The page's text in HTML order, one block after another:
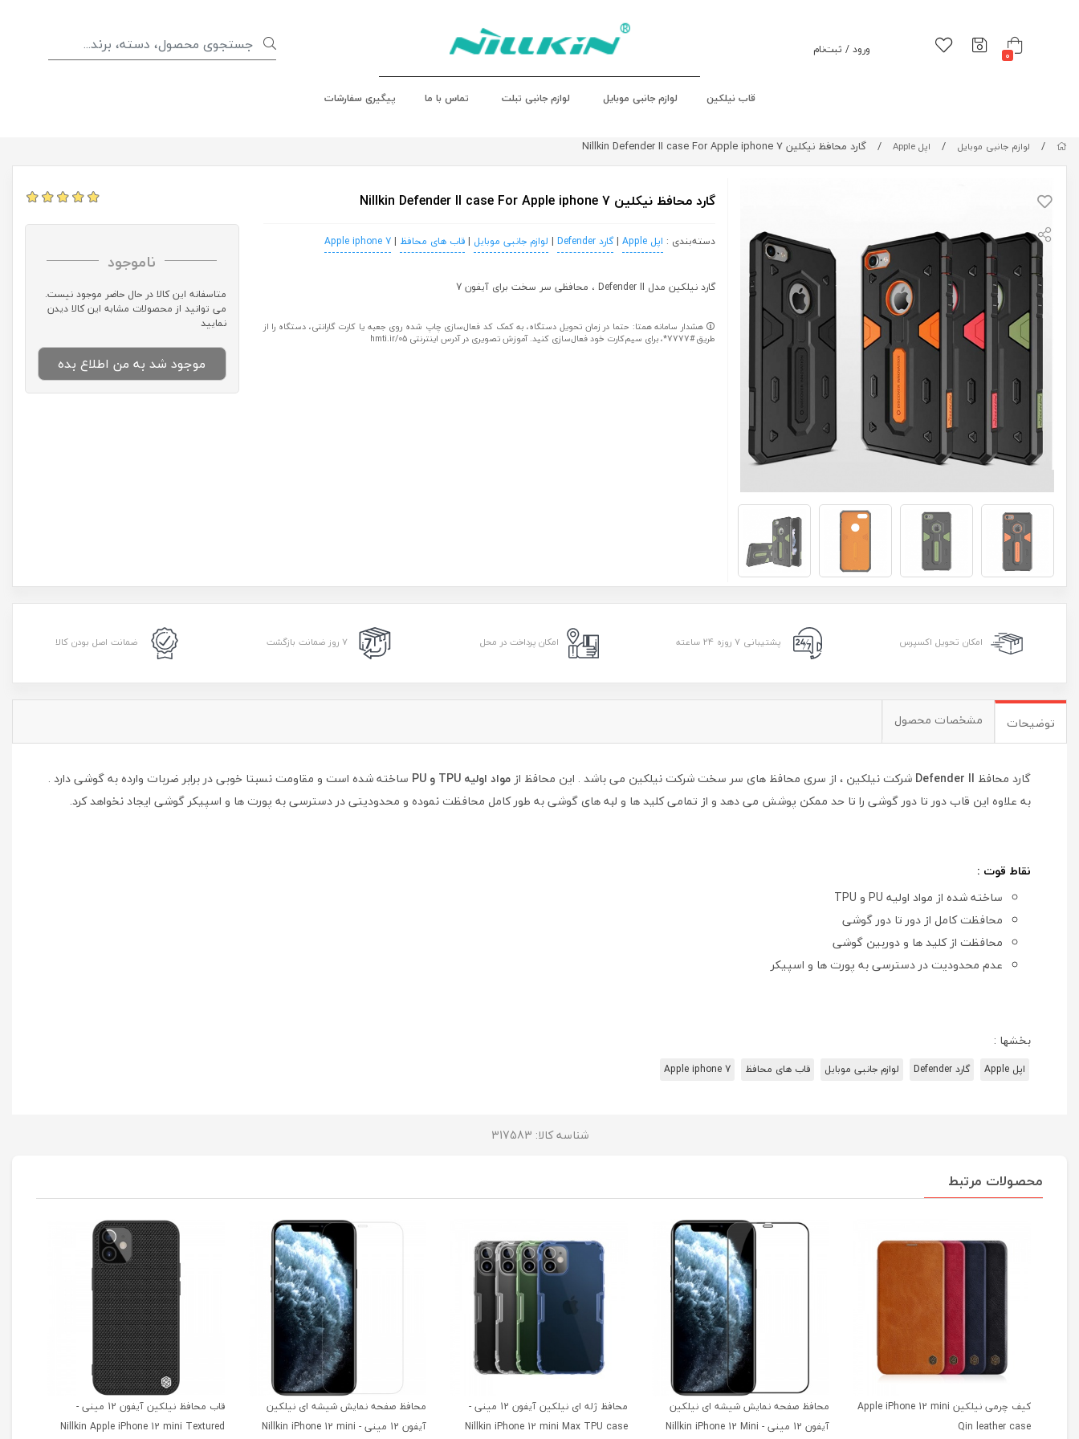
0 ورود / ثبت‌نام
قاب نیلکین لوازم جانبی موبایل لوازم جانبی تبلت تماس با ما پیگیری سفارشات
/ لوازم جانبی موبایل / اپل Apple / گارد محافظ نیکلین Nillkin Defender II case For Apple iphone 7
گارد محافظ نیکلین Nillkin Defender II case For Apple iphone 7
دسته‌بندی : اپل Apple |گارد Defender | لوازم جانبی موبایل |قاب های محافظ |
Apple iphone 7
گارد نیلکین مدل Defender II ، محافظی سر سخت برای آیفون 7
هشدار سامانه همتا: حتما در زمان تحویل دستگاه، به کمک کد فعال‌سازی چاپ شده روی جعبه یا کارت گارانتی، دستگاه را از
طریق #7777*، برای سیم‌کارت خود فعال‌سازی کنید. آموزش تصویری در آدرس اینترنتی hmti.ir/05
ناموجود
متاسفانه این کالا در حال حاضر موجود نیست.
می توانید از محصولات مشابه این کالا دیدن
نمایید
موجود شد به من اطلاع بده
امکان تحویل اکسپرس پشتیبانی ۷ روزه ۲۴ ساعته امکان پرداخت در محل ۷ روز ضمانت بازگشت ضمانت اصل بودن کالا
توضیحات مشخصات محصول
گارد محافظ Defender II شرکت نیلکین ، از سری محافظ های سر سخت شرکت نیلکین می باشد . این محافظ ازمواد اولیه TPU و PU
ساخته شده است و مقاومت نسبتا خوبی در برابر ضربات وارده به گوشی دارد .
به علاوه این قاب دور تا دور گوشی را تا حد ممکن پوشش می دهد و از تمامی کلید ها و لبه های گوشی به طور کامل محافظت نموده و محدودیتی در دسترسی به پورت ها و اسپیکر گوشی ایجاد نخواهد کرد.
نقاط قوت :
ساخته شده از مواد اولیه PU و TPU
محافظت کامل از دور تا دور گوشی
محافظت از کلید ها و دوربین گوشی
عدم محدودیت در دسترسی به پورت ها و اسپیکر
بخشها :
اپل Apple گارد Defender لوازم جانبی موبایل قاب های محافظ Apple iphone 7
شناسه کالا: 317583
محصولات مرتبط
کیف چرمی نیلکین Apple iPhone 12 mini
Qin leather case
محافظ صفحه نمایش شیشه‌ ای نیلکین
آیفون 12 مینی - Nillkin iPhone 12 Mini
محافظ ژله ای نیلکین آیفون 12 مینی -
Nillkin iPhone 12 mini Max TPU case
محافظ صفحه نمایش شیشه ای نیلکین
آیفون 12 مینی - Nillkin iPhone 12 mini
قاب محافظ نیلکین آیفون 12 مینی -
Nillkin Apple iPhone 12 mini Textured